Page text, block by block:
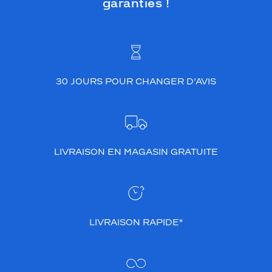
garanties !
30 JOURS POUR CHANGER D’AVIS
LIVRAISON EN MAGASIN GRATUITE
LIVRAISON RAPIDE*